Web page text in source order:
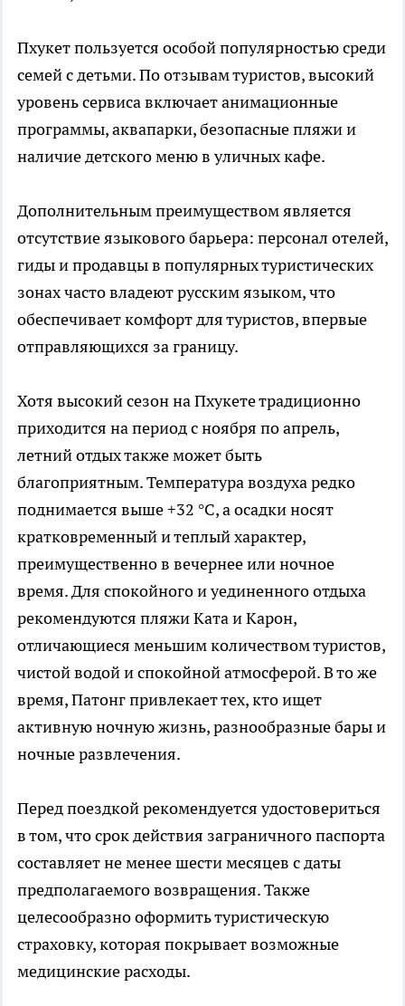
Пхукет пользуется особой популярностью среди
семей с детьми. По отзывам туристов, высокий
уровень сервиса включает анимационные
программы, аквапарки, безопасные пляжи и
наличие детского меню в уличных кафе.
Дополнительным преимуществом является
отсутствие языкового барьера: персонал отелей,
гиды и продавцы в популярных туристических
зонах часто владеют русским языком, что
обеспечивает комфорт для туристов, впервые
отправляющихся за границу.
Хотя высокий сезон на Пхукете традиционно
приходится на период с ноября по апрель,
летний отдых также может быть
благоприятным. Температура воздуха редко
поднимается выше +32 °C, а осадки носят
кратковременный и теплый характер,
преимущественно в вечернее или ночное
время. Для спокойного и уединенного отдыха
рекомендуются пляжи Ката и Карон,
отличающиеся меньшим количеством туристов,
чистой водой и спокойной атмосферой. В то же
время, Патонг привлекает тех, кто ищет
активную ночную жизнь, разнообразные бары и
ночные развлечения.
Перед поездкой рекомендуется удостовериться
в том, что срок действия заграничного паспорта
составляет не менее шести месяцев с даты
предполагаемого возвращения. Также
целесообразно оформить туристическую
страховку, которая покрывает возможные
медицинские расходы.